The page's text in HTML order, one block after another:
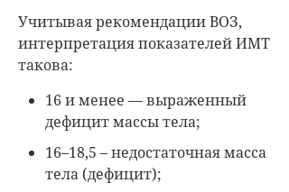
Учитывая рекомендации ВОЗ,
интерпретация показателей ИМТ
такова:
16 и менее — выраженный
дефицит массы тела;
16–18,5 – недостаточная масса
тела (дефицит);